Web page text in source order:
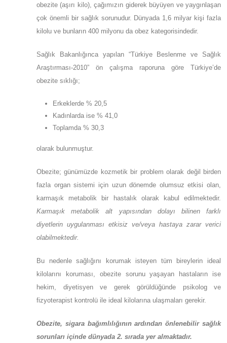
obezite (aşırı kilo), çağımızın giderek büyüyen ve yaygınlaşan
çok önemli bir sağlık sorunudur. Dünyada 1,6 milyar kişi fazla
kilolu ve bunların 400 milyonu da obez kategorisindedir.
Sağlık Bakanlığınca yapılan “Türkiye Beslenme ve Sağlık
Araştırması-2010” ön çalışma raporuna göre Türkiye’de
obezite sıklığı;
Erkeklerde % 20,5
Kadınlarda ise % 41,0
Toplamda % 30,3
olarak bulunmuştur.
Obezite; günümüzde kozmetik bir problem olarak değil birden
fazla organ sistemi için uzun dönemde olumsuz etkisi olan,
karmaşık metabolik bir hastalık olarak kabul edilmektedir.
Karmaşık metabolik alt yapısından dolayı bilinen farklı
diyetlerin uygulanması etkisiz ve/veya hastaya zarar verici
olabilmektedir.
Bu nedenle sağlığını korumak isteyen tüm bireylerin ideal
kilolarını koruması, obezite sorunu yaşayan hastaların ise
hekim, diyetisyen ve gerek görüldüğünde psikolog ve
fizyoterapist kontrolü ile ideal kilolarına ulaşmaları gerekir.
Obezite, sigara bağımlılığının ardından önlenebilir sağlık
sorunları içinde dünyada 2. sırada yer almaktadır.